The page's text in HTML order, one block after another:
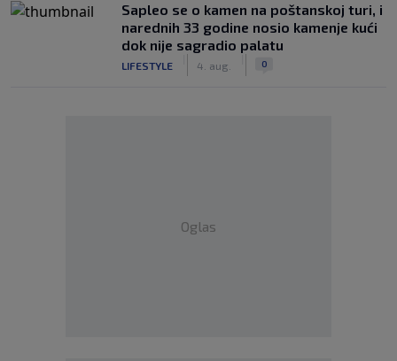
Saplео se o kamen na poštanskoj turi, i
narednih 33 godine nosio kamenje kući
dok nije sagradio palatu
LIFESTYLE 4. aug. 0
Oglas